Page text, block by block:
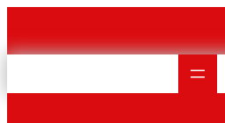
contenido